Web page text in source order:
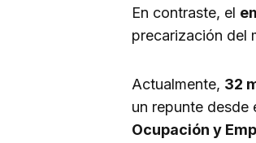
En contraste, el
precarización del
Actualmente, 32
un repunte desde
Ocupación y